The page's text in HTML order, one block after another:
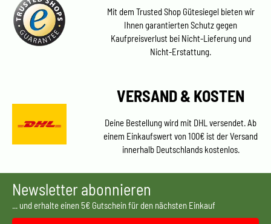
Mit dem Trusted Shop Gütesiegel bieten wir
Ihnen garantierten Schutz gegen
Kaufpreisverlust bei Nicht-Lieferung und
Nicht-Erstattung.
VERSAND & KOSTEN
Deine Bestellung wird mit DHL versendet. Ab
einem Einkaufswert von 100€ ist der Versand
innerhalb Deutschlands kostenlos.
Newsletter abonnieren
... und erhalte einen 5€ Gutschein für den nächsten Einkauf